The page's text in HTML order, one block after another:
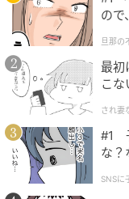
への出演は今週
見逃しなく！
※記事は執筆時点
次の記事
#1 「マ
って部
ので
クチ
旦那の
最初
こな
され妻
#1
な？
SNSに